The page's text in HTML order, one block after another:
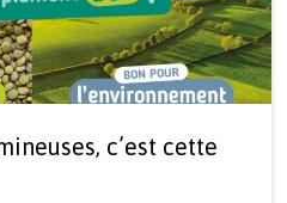
c’est cette